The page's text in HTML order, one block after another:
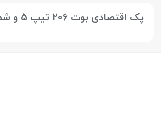
پک اقتصادی بوت 206 تیپ 5 و شمع پایه بلند